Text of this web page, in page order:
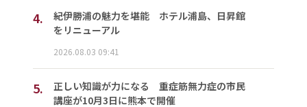
4.
紀伊勝浦の魅力を堪能 ホテル浦島、日昇館
をリニューアル
2026.08.03 09:41
5.
正しい知識が力になる 重症筋無力症の市民
講座が10月3日に熊本で開催